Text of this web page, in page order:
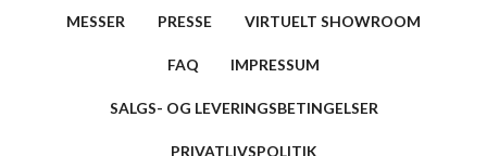
MESSER PRESSE VIRTUELT SHOWROOM
FAQ IMPRESSUM
SALGS- OG LEVERINGSBETINGELSER
PRIVATLIVSPOLITIK